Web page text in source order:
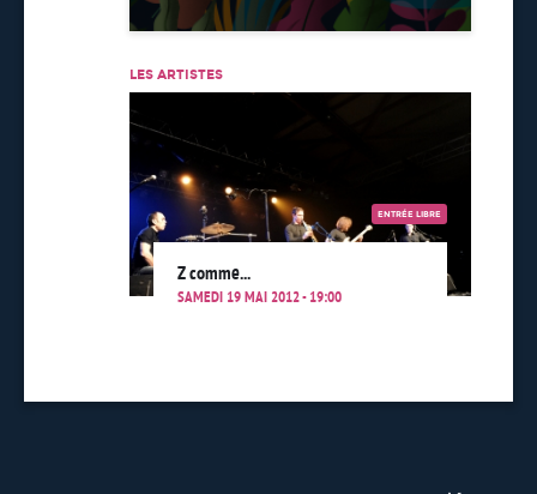
LES ARTISTES
ENTRÉE LIBRE
Z comme...
SAMEDI 19 MAI 2012 - 19:00